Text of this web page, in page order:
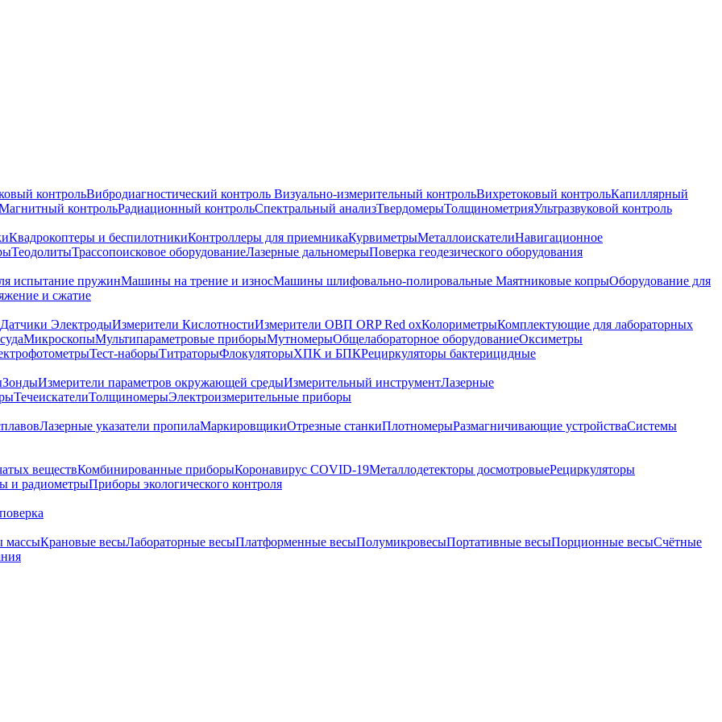
контрольВибродиагностический контроль Визуально-измерительный контрольВихретоковый контрольКапиллярный
контрольРадиационный контрольСпектральный анализТвердомерыТолщинометрияУльтразвуковой контроль
Квадрокоптеры и беспилотникиКонтроллеры для приемникаКурвиметрыМеталлоискателиНавигационное
ТеодолитыТрассопоисковое оборудованиеЛазерные дальномерыПоверка геодезического оборудования
испытание пружинМашины на трение и износМашины шлифовально-полировальные Маятниковые копрыОборудование для
и сжатие
Датчики ЭлектродыИзмерители КислотностиИзмерители ОВП ORP Red oxКолориметрыКомплектующие для лабораторных
МикроскопыМультипараметровые приборыМутномерыОбщелабораторное оборудованиеОксиметры
Тест-наборыТитраторыФлокуляторыХПК и БПКРециркуляторы бактерицидные
ЗондыИзмерители параметров окружающей средыИзмерительный инструментЛазерные
ТечеискателиТолщиномерыЭлектроизмерительные приборы
Лазерные указатели пропилаМаркировщикиОтрезные станкиПлотномерыРазмагничивающие устройстваСистемы
веществКомбинированные приборыКоронавирус COVID-19Металлодетекторы досмотровыеРециркуляторы
и радиометрыПриборы экологического контроля
массыКрановые весыЛабораторные весыПлатформенные весыПолумикровесыПортативные весыПорционные весыСчётные